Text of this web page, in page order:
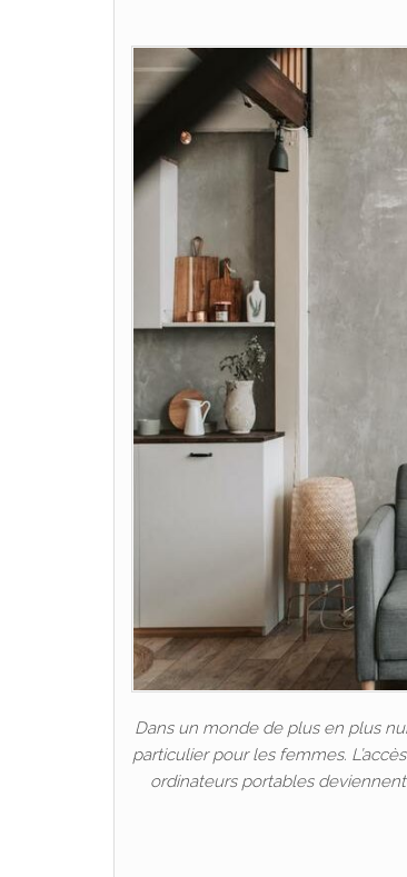
Dans un monde de plus en plus
particulier pour les femmes.
ordinateurs portables